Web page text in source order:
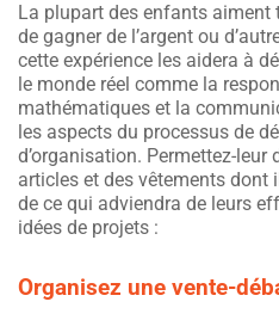
La plupart des enfants aiment
de gagner de l’argent ou
cette expérience les aidera à
le monde réel comme la
mathématiques et la
les aspects du processus de
d’organisation. Permettez-leur
articles et des vêtements dont
de ce qui adviendra de leurs
idées de projets :
Organisez une vente-